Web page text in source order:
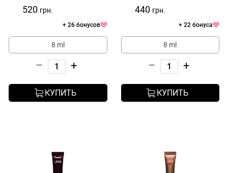
520 грн.
+ 26 бонусов
8 ml
– +
КУПИТЬ
440 грн.
+ 22 бонуса
8 ml
– +
КУПИТЬ